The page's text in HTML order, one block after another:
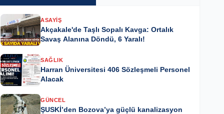
ASAYIŞ
Akçakale'de Taşlı Sopalı Kavga: Ortalık
Savaş Alanına Döndü, 6 Yaralı!
SAĞLIK
Harran Üniversitesi 406 Sözleşmeli Personel
Alacak
GÜNCEL
ŞUSKİ’den Bozova’ya güçlü kanalizasyon